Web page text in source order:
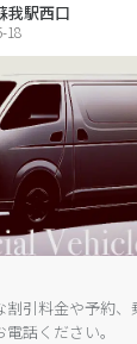
我駅西口
18
引料金や予約
話ください。